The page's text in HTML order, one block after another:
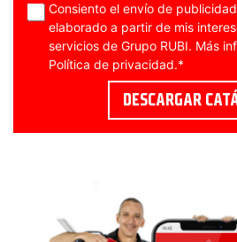
Consiento el envío de
elaborado a partir de mis
servicios de Grupo RUBI. Más
Política de privacidad.*